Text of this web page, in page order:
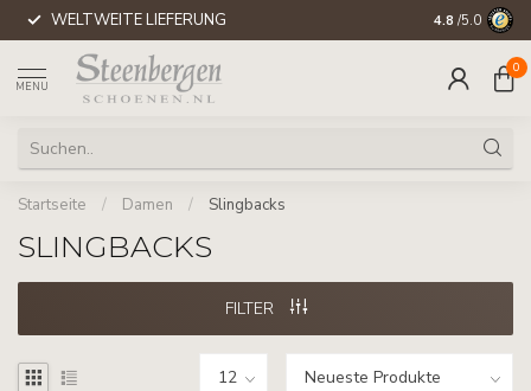
WELTWEITE LIEFERUNG 4.8 /5.0
MENU
0
Startseite / Damen / Slingbacks
SLINGBACKS
FILTER